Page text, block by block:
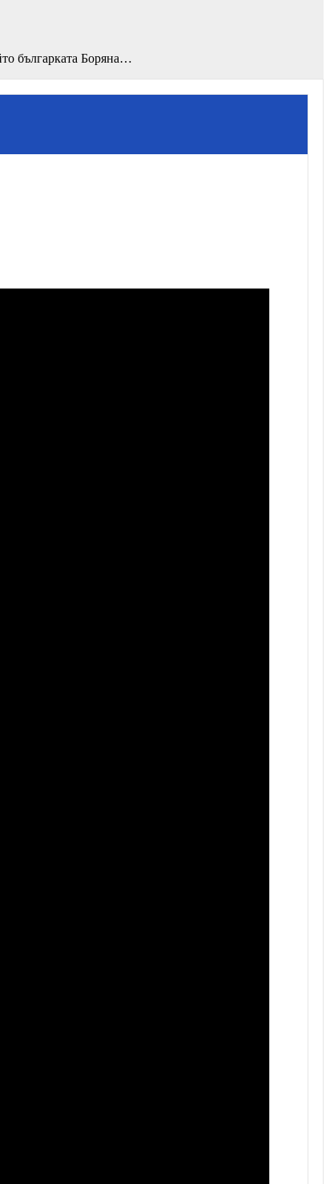
българката Боряна…